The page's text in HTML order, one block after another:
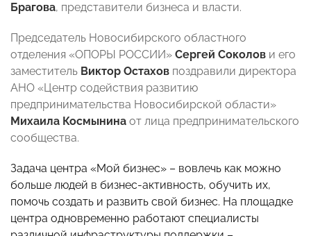
Брагова, представители бизнеса и власти.
Председатель Новосибирского областного
отделения «ОПОРЫ РОССИИ» Сергей Соколов и его
заместитель Виктор Остахов поздравили директора
АНО «Центр содействия развитию
предпринимательства Новосибирской области»
Михаила Космынина от лица предпринимательского
сообщества.
Задача центра «Мой бизнес» – вовлечь как можно
больше людей в бизнес-активность, обучить их,
помочь создать и развить свой бизнес. На площадке
центра одновременно работают специалисты